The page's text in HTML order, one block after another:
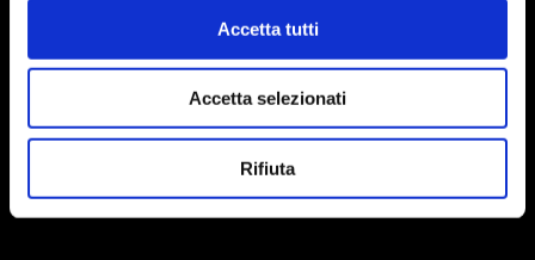
Accetta tutti
Accetta selezionati
Rifiuta